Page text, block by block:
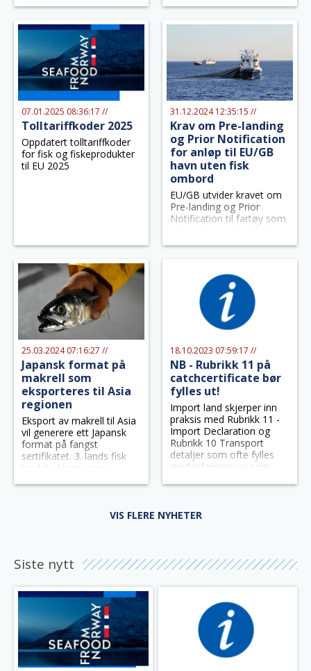
alle brukere.
07.01.2025 08:36:17 //
Tolltariffkoder 2025
Oppdatert tolltariffkoder
for fisk og fiskeprodukter
til EU 2025
31.12.2024 12:35:15 //
Krav om Pre-landing
og Prior Notification
for anløp til EU/GB
havn uten fisk
ombord
EU/GB utvider kravet om
Pre-landing og Prior
Notification til fartøy som
anløp havn.
25.03.2024 07:16:27 //
Japansk format på
makrell som
eksporteres til Asia
regionen
Eksport av makrell til Asia
vil generere ett Japansk
format på fangst
sertifikatet. 3. lands fisk
landet i Norge som
18.10.2023 07:59:17 //
NB - Rubrikk 11 på
catchcertificate bør
fylles ut!
Import land skjerper inn
praksis med Rubrikk 11 -
Import Declaration og
Rubrikk 10 Transport
detaljer som ofte fylles
med informasjon som
VIS FLERE NYHETER
Siste nytt